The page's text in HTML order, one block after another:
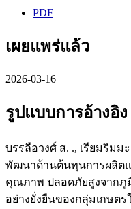
PDF
เผยแพร่แล้ว
2026-03-16
รูปแบบการอ้างอิง
บรรลือวงศ์ ส. ., เรียมริมม
พัฒนาด้านต้นทุนการผลิต
คุณภาพ ปลอดภัยสูงจาก
อย่างยั่งยืนของกลุ่มเกษต